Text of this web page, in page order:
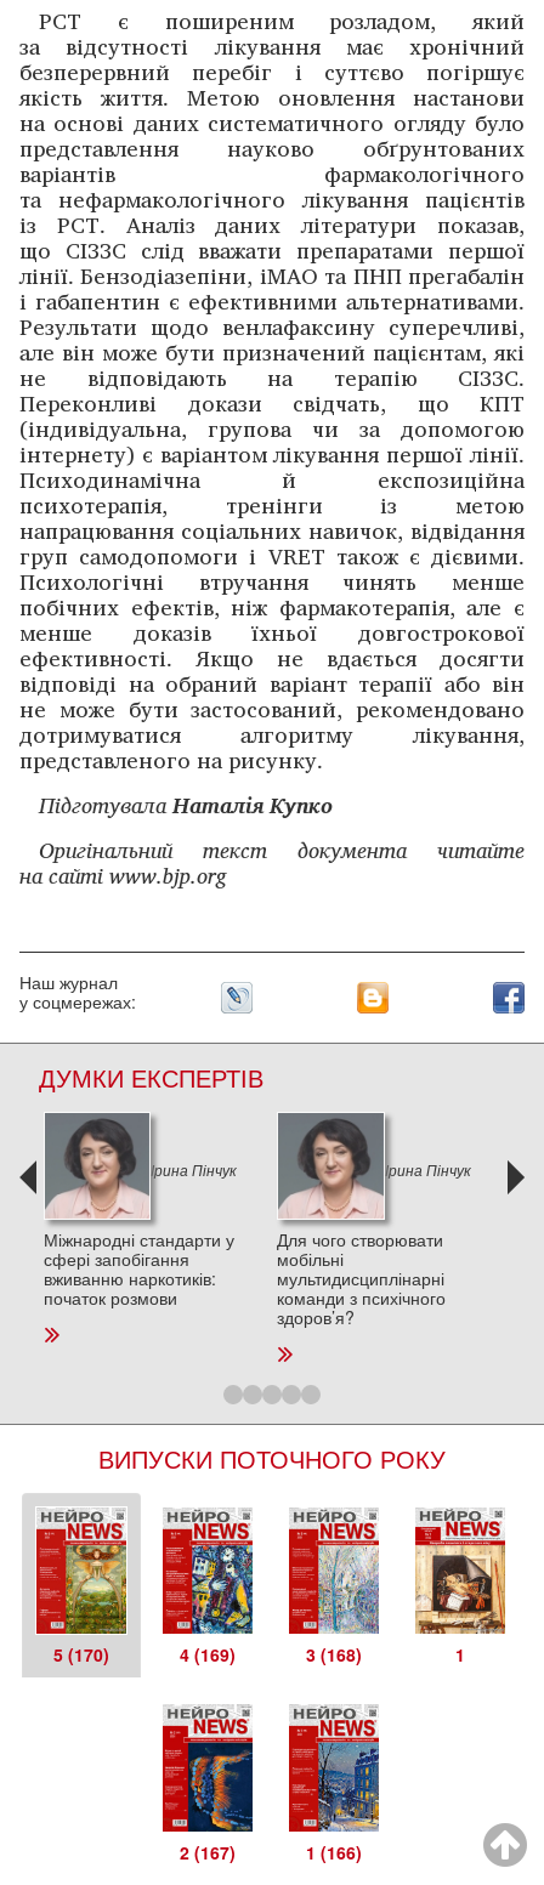
РСТ є поширеним розладом, який
за відсутності лікування має хронічний
безперервний перебіг і суттєво погіршує
якість життя. Метою оновлення настанови
на основі даних систематичного огляду було
представлення науково обґрунтованих
варіантів фармакологічного
та нефармакологічного лікування пацієнтів
із РСТ. Аналіз даних літератури показав,
що СІЗЗС слід вважати препаратами першої
лінії. Бензодіазепіни, іМАО та ПНП прегабалін
і габапентин є ефективними альтернативами.
Результати щодо венлафаксину супереч­ливі,
але він може бути призначений пацієнтам, які
не відповідають на терапію СІЗЗС.
Переконливі докази свідчать, що КПТ
(індивідуальна, групова чи за допомогою
інтернету) є варіантом лікування першої лінії.
Психодинамічна й експозиційна
психотерапія, тренінги із метою
напрацювання соціальних навичок, відвідання
груп самодопомоги і VRET також є дієвими.
Психологічні втручання чинять менше
побічних ефектів, ніж фармакотерапія, але є
менше доказів їхньої довгострокової
ефективності. Якщо не вдається досягти
відповіді на обраний варіант терапії або він
не може бути зас­тосований, рекомендовано
дотримуватися алгоритму лікування,
представленого на рисунку.
ПідготувалаНаталія Купко
Оригінальний текст документа читайте
на сайтіwww.bjp.org
Наш журнал
у соцмережах:
ДУМКИ ЕКСПЕРТІВ
Ірина Пінчук
Міжнародні стандарти у
сфері запобігання
вживанню наркотиків:
початок розмови
Ірина Пінчук
Для чого створювати
мобільні
мультидисциплінарні
команди з психічного
здоров’я?
ВИПУСКИ ПОТОЧНОГО РОКУ
5 (170) 4 (169) 3 (168) 1
2 (167) 1 (166)